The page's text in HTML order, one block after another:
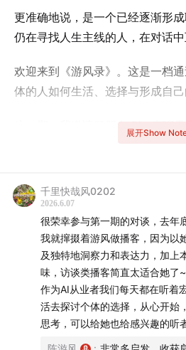
更准确地说，是一个已经逐渐形
仍在寻找人生主线的人，在对话中
欢迎来到《游风录》。这是一档
体的人如何生活、选择与形成自己
这一期，我邀请了朋友 Bin 来聊天
自己的职业主线。他说，如果用
己，可能像是一个“二本学生逆袭
但这期我们真正聊到的，不只是
我们聊产品发心，聊人生里的确
曲线，也聊一个人在职业、责任
己的主动权。
展开Show
千里快哉风0202
2026.6.07
很荣幸参与第一期的对谈，去年
我就撺掇着游风做播客，因为以
及独特地洞察力和表达力，加上
味，访谈类播客简直太适合她了~
作为AI从业者我们每天都在听着
活去探讨个体的选择，从心开始
思考，可以给她也给感兴趣的听